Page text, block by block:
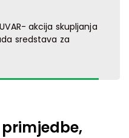
akcija skupljanja
sredstava za